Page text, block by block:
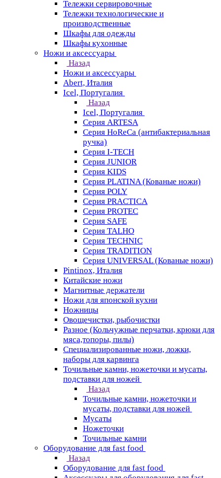
Тележки сервировочные
Тележки технологические и
производственные
Шкафы для одежды
Шкафы кухонные
Ножи и аксессуары
Назад
Ножи и аксессуары
Abert, Италия
Icel, Португалия
Назад
Icel, Португалия
Серия ARTESA
Серия HoReCa (антибактериальная
ручка)
Серия I-TECH
Серия JUNIOR
Серия KIDS
Серия PLATINA (Кованые ножи)
Серия POLY
Серия PRACTICA
Серия PROTEC
Серия SAFE
Серия TALHO
Серия TECHNIC
Серия TRADITION
Серия UNIVERSAL (Кованые ножи)
Pintinox, Италия
Китайские ножи
Магнитные держатели
Ножи для японской кухни
Ножницы
Овощечистки, рыбочистки
Разное (Кольчужные перчатки, крюки для
мяса,топоры, пилы)
Специализированные ножи, ложки,
наборы для карвинга
Точильные камни, ножеточки и мусаты,
подставки для ножей
Назад
Точильные камни, ножеточки и
мусаты, подставки для ножей
Мусаты
Ножеточки
Точильные камни
Оборудование для fast food
Назад
Оборудование для fast food